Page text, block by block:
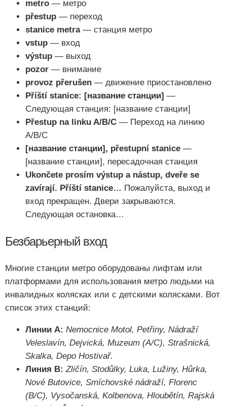
metro — метро
přestup — переход
stanice metra— станция метро
vstup — вход
výstup — выход
pozor — внимание
provoz přerušen — движение приостановлено
Příští stanice: [название станции] —
Следующая станция: [название станции]
Přestup na linku A/B/C — Переход на линию
A/B/C
[название станции], přestupní stanice —
[название станции], пересадочная станция
Ukončete prosím výstup a nástup, dveře se
zavírají. Příští stanice… Пожалуйста, выход и
вход прекращен. Двери закрываются.
Следующая остановка…
Безбарьерный вход
Многие станции метро оборудованы лифтам или
платформами для использования метро людьми на
инвалидных колясках или с детскими колясками. Вот
список этих станций:
Линии А: Nemocnice Motol, Petřiny, Nádraží
Veleslavín, Dejvická, Muzeum (A/C), Strašnická,
Skalka, Depo Hostivař.
Линия B: Zličín, Stodůlky, Luka, Lužiny, Hůrka,
Nové Butovice, Smíchovské nádraží, Florenc
(B/C), Vysočanská, Kolbenova, Hloubětín, Rajská